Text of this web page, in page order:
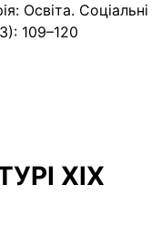
Освіта. Соціальні
109–120
ХІХ